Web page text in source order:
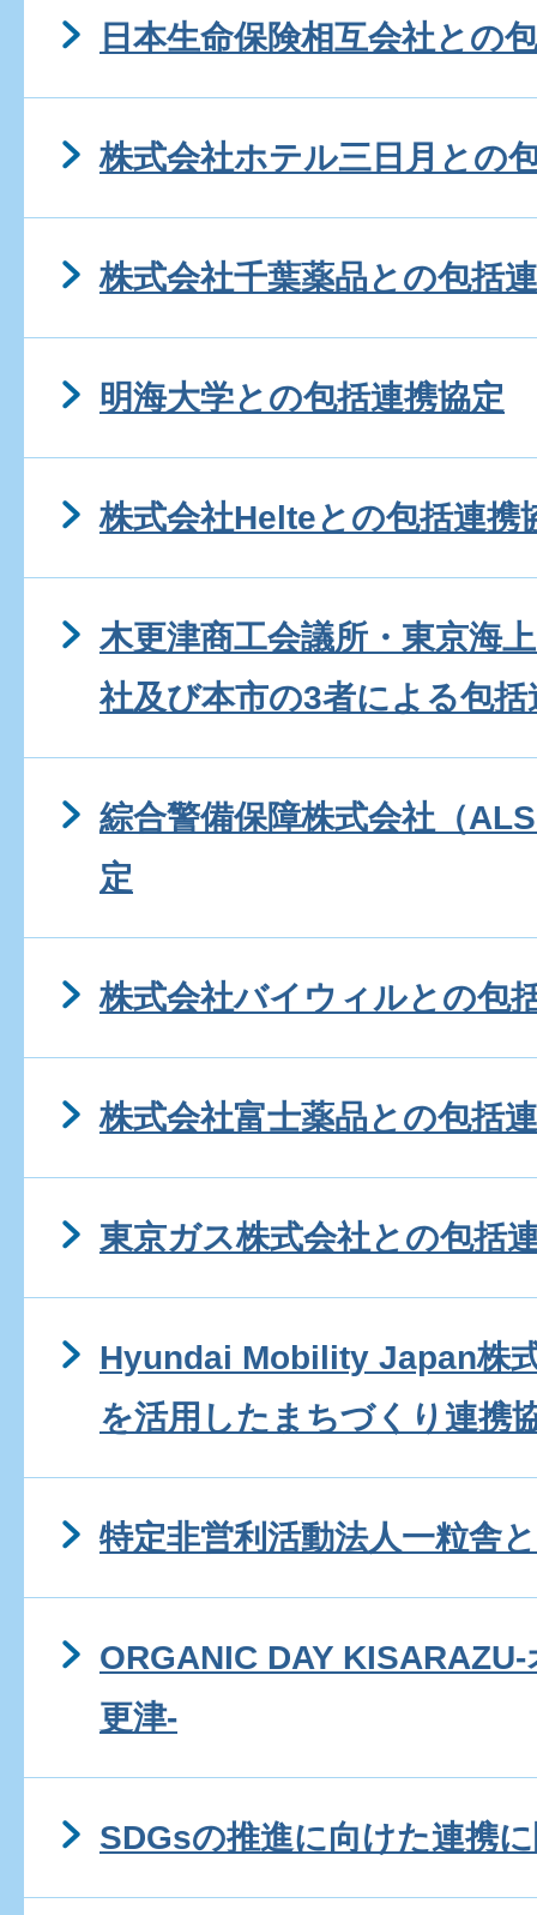
日本生命保険相互会社との
株式会社ホテル三日月との
株式会社千葉薬品との包括
明海大学との包括連携協定
株式会社Helteとの包括連携
木更津商工会議所・東京海
社及び本市の3者による包括
綜合警備保障株式会社（
定
株式会社バイウィルとの包
株式会社富士薬品との包括
東京ガス株式会社との包括
Hyundai Mobility Japan株
を活用したまちづくり連携
特定非営利活動法人一粒舎
ORGANIC DAY
更津-
SDGsの推進に向けた連携